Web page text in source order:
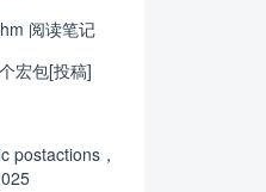
阅读笔记
宏包[投稿]
postactions，